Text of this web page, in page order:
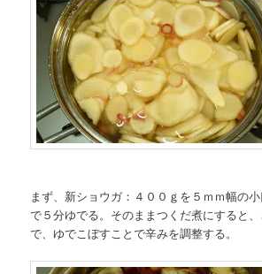
まず、新ショウガ：４００ｇを５ｍｍ幅の
で５分ゆでる。そのままつくだ煮にすると
で、ゆでこぼすことで辛みを調整する。